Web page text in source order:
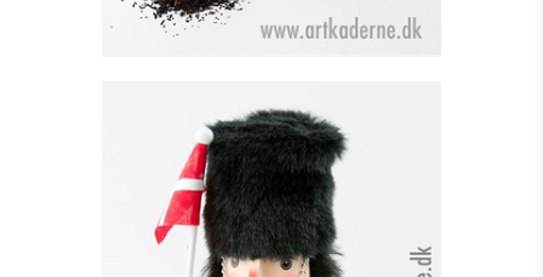
GARDER - RØD M. FLAG
H=30 CM